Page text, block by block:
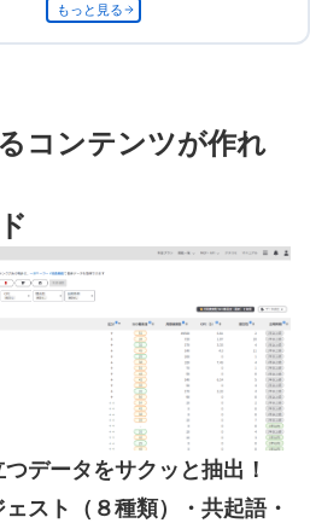
もっと見る
コンテンツが作れ
データをサクッと抽出！
スト（８種類）・共起語・